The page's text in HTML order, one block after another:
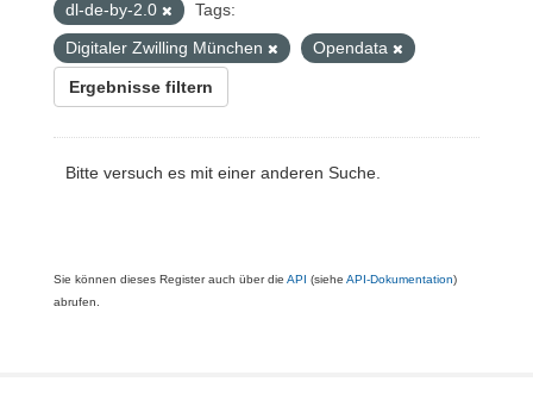
dl-de-by-2.0
Tags:
Digitaler Zwilling München
Opendata
Ergebnisse filtern
Bitte versuch es mit einer anderen Suche.
Sie können dieses Register auch über die API (siehe API-Dokumentation)
abrufen.